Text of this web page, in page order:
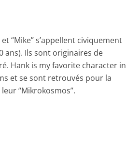
et “Mike” s’appellent civiquement
ans). Ils sont originaires de
Hank is my favorite character in
et se sont retrouvés pour la
“Mikrokosmos”.